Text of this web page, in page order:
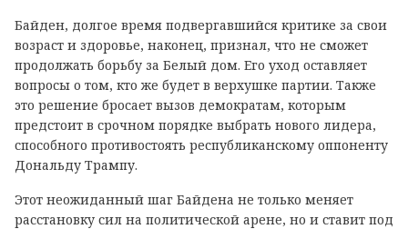
Байден, долгое время подвергавшийся критике за свои
возраст и здоровье, наконец, признал, что не сможет
продолжать борьбу за Белый дом. Его уход оставляет
вопросы о том, кто же будет в верхушке партии. Также
это решение бросает вызов демократам, которым
предстоит в срочном порядке выбрать нового лидера,
способного противостоять республиканскому оппоненту
Дональду Трампу.
Этот неожиданный шаг Байдена не только меняет
расстановку сил на политической арене, но и ставит под